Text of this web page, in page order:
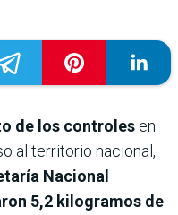
de los controles en
al territorio nacional,
Nacional
5,2 kilogramos de